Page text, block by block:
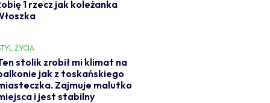
1 rzecz jak koleżanka
ŻYCIA
stolik zrobił mi klimat na
jak z toskańskiego
Zajmuje malutko
i jest stabilny